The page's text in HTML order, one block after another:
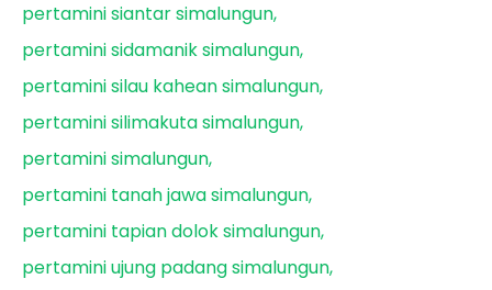
pertamini siantar simalungun
pertamini sidamanik simalungun
pertamini silau kahean simalungun
pertamini silimakuta simalungun
pertamini simalungun
pertamini tanah jawa simalungun
pertamini tapian dolok simalungun
pertamini ujung padang simalungun